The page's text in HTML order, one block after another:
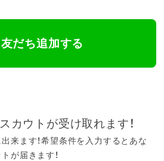
友だち追加する
カウトが受け取れます！
来ます！希望条件を入力するとあな
が届きます！